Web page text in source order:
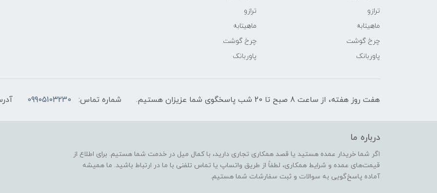
ترازو
ماهیتابه
چرخ گوشت
پاوربانک
ترازو
ماهیتابه
چرخ گوشت
پاوربانک
هفت روز هفته، از ساعت 8 صبح تا 20 شب پاسخگوی شما عزیزان هستیم. شماره تماس: 09905103230
درباره ما
اگر شما خریدار عمده هستید یا قصد همکاری تجاری دارید، با کمال میل در خدمت شما هستیم. برای اطلاع از
قیمت‌های عمده و شرایط همکاری، لطفاً از طریق واتساپ یا تماس تلفنی با ما در ارتباط باشید. ما همیشه
آماده پاسخ‌گویی به سوالات و ثبت سفارشات شما هستیم.